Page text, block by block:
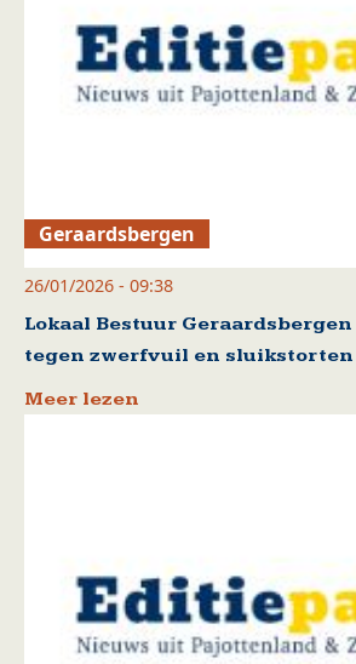
Geraardsbergen
26/01/2026 - 09:38
Lokaal Bestuur
tegen zwerfvuil en sluikstorten
Meer lezen